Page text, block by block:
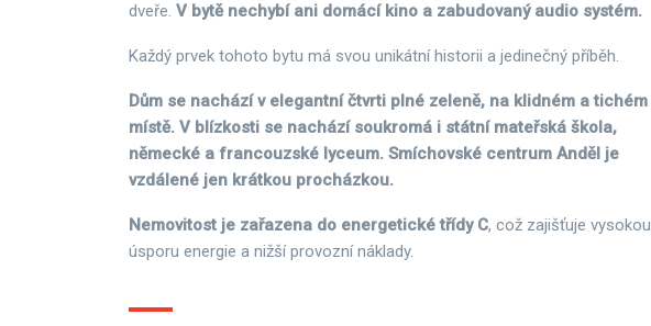
dveře. V bytě nechybí ani domácí kino a zabudovaný audio systém.
Každý prvek tohoto bytu má svou unikátní historii a jedinečný příběh.
Dům se nachází v elegantní čtvrti plné zeleně, na klidném a tichém
místě. V blízkosti se nachází soukromá i státní mateřská škola,
německé a francouzské lyceum. Smíchovské centrum Anděl je
vzdálené jen krátkou procházkou.
Nemovitost je zařazena do energetické třídy C, což zajišťuje vysokou
úsporu energie a nižší provozní náklady.